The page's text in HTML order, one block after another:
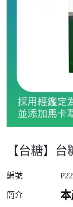
【台糖】
編號
簡介